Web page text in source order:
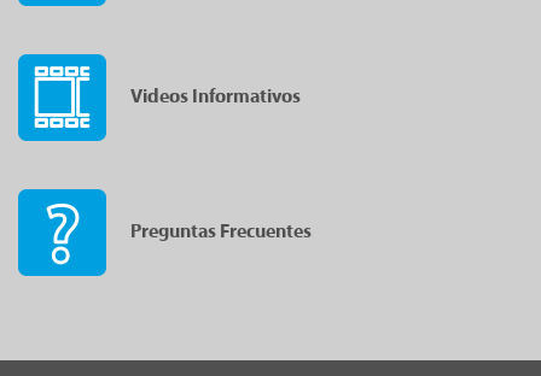
Videos Informativos
Preguntas Frecuentes